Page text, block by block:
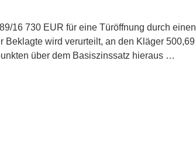
16 730 EUR für eine Türöffnung durch einen
Beklagte wird verurteilt, an den Kläger 500,69
über dem Basiszinssatz hieraus …